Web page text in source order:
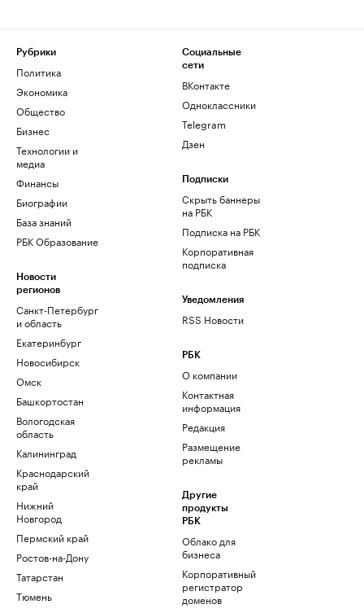
Рубрики
Политика
Экономика
Общество
Бизнес
Технологии и
медиа
Финансы
Биографии
База знаний
РБК Образование
Новости
регионов
Санкт-Петербург
и область
Екатеринбург
Новосибирск
Омск
Башкортостан
Вологодская
область
Калининград
Краснодарский
край
Нижний
Новгород
Пермский край
Ростов-на-Дону
Татарстан
Тюмень
Социальные
сети
ВКонтакте
Одноклассники
Telegram
Дзен
Подписки
Скрыть баннеры
на РБК
Подписка на РБК
Корпоративная
подписка
Уведомления
RSS Новости
РБК
О компании
Контактная
информация
Редакция
Размещение
рекламы
Другие
продукты
РБК
Облако для
бизнеса
Корпоративный
регистратор
доменов